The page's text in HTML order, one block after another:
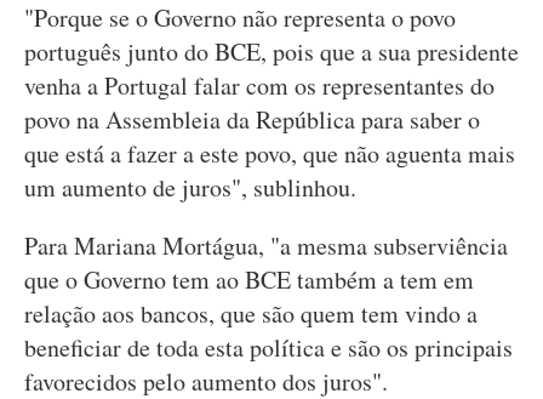
"Porque se o Governo não representa o povo
português junto do BCE, pois que a sua presidente
venha a Portugal falar com os representantes do
povo na Assembleia da República para saber o
que está a fazer a este povo, que não aguenta mais
um aumento de juros", sublinhou.
Para Mariana Mortágua, "a mesma subserviência
que o Governo tem ao BCE também a tem em
relação aos bancos, que são quem tem vindo a
beneficiar de toda esta política e são os principais
favorecidos pelo aumento dos juros".